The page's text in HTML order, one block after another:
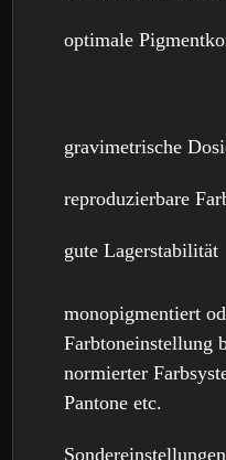
optimale
gravimetrische
reproduzierbare
gute Lagerstabilität
monopigmentiert
Farbtoneinstellung
normierter
Pantone etc.